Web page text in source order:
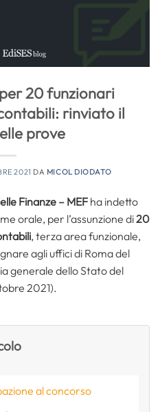
20 funzionari
rinviato il
prove
2021 DA MICOL DIODATO
Finanze – MEF ha indetto
orale, per l’assunzione di20
, terza area funzionale,
agli uffici di Roma del
generale dello Stato del
2021).
al concorso